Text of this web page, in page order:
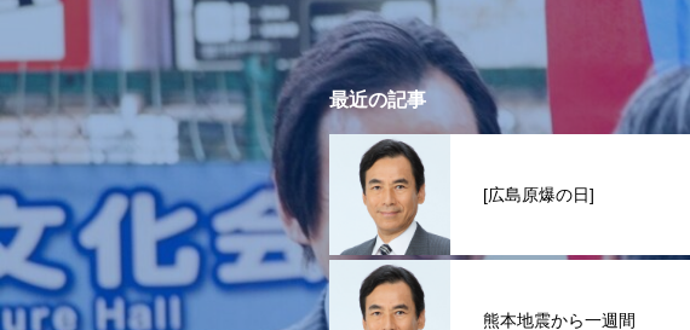
最近の記事
[広島原爆の日]
熊本地震から一週間